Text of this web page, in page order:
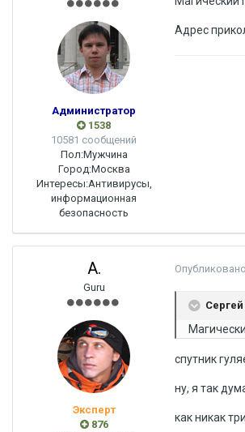
Администратор
1538
10581 сообщений
Пол:Мужчина
Город:Москва
Интересы:Антивирусы,
информационная
безопасность
Адрес
A.
Guru
Эксперт
876
Опубликовано
спутник
ну, я так
как никак